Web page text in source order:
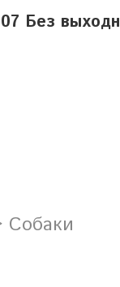
Без
Собаки